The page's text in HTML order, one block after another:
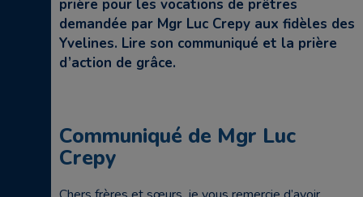
prière pour les vocations de prêtres
demandée par Mgr Luc Crepy aux fidèles des
Yvelines. Lire son communiqué et la prière
d’action de grâce.
Communiqué de Mgr Luc
Crepy